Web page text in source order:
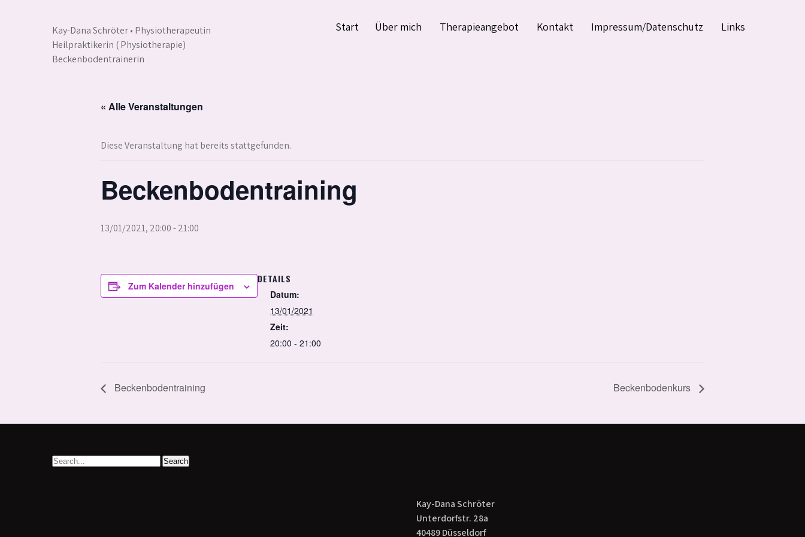
Kay-Dana Schröter • Physiotherapeutin
Heilpraktikerin ( Physiotherapie)
Beckenbodentrainerin
Start Über mich Therapieangebot Kontakt Impressum/Datenschutz Links
« Alle Veranstaltungen
Diese Veranstaltung hat bereits stattgefunden.
Beckenbodentraining
13/01/2021, 20:00-21:00
Zum Kalender hinzufügen
DETAILS
Datum:
13/01/2021
Zeit:
20:00 - 21:00
Beckenbodentraining Beckenbodenkurs
Kay-Dana Schröter
Unterdorfstr. 28a
40489 Düsseldorf